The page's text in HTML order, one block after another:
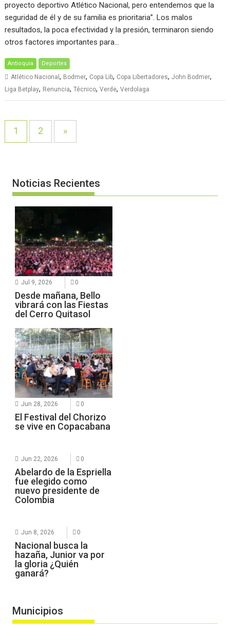
proyecto deportivo Atlético Nacional, pero entendemos que la
seguridad de él y de su familia es prioritaria”. Los malos
resultados, la poca efectividad y la presión, terminaron siendo
otros factores importantes para…
Antioquia Deportes
Atlético Nacional, Bodmer, Copa Lib, Copa Libertadores,John Bodmer,
Liga Betplay, Renuncia,Técnico,Verde,Verdolaga
1 2 »
Noticias Recientes
Jul 9, 2026 0
Desde mañana, Bello
vibrará con las Fiestas
del Cerro Quitasol
Jun 28, 2026 0
El Festival del Chorizo
se vive en Copacabana
Jun 22, 2026 0
Abelardo de la Espriella
fue elegido como
nuevo presidente de
Colombia
Jun 8, 2026 0
Nacional busca la
hazaña, Junior va por
la gloria ¿Quién
ganará?
Municipios